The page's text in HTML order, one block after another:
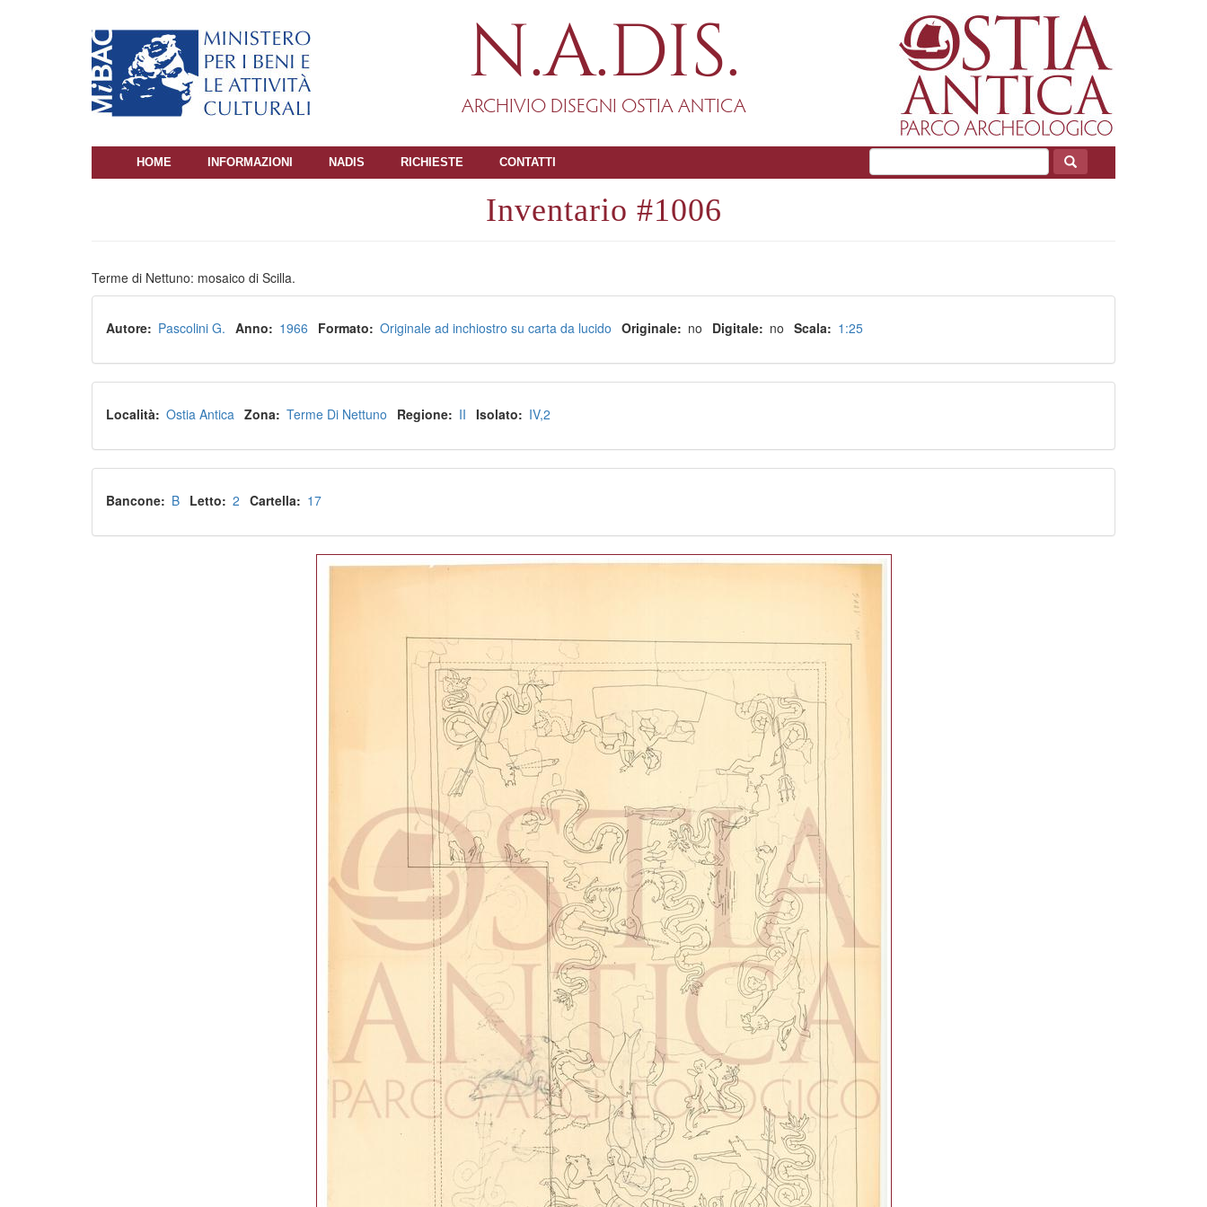
N.A.DIS.
ARCHIVIO DISEGNI OSTIA ANTICA
NAVIGAZIONE
HOME INFORMAZIONI NADIS RICHIESTE CONTATTI
1006
Terme di Nettuno: mosaico di Scilla.
Autore Pascolini G. Anno 1966 Formato Originale ad inchiostro su carta da lucido Originale no Digitale no Scala 1:25
Località Ostia Antica Zona Terme Di Nettuno Regione II Isolato IV 2
Bancone B Letto 2 Cartella 17